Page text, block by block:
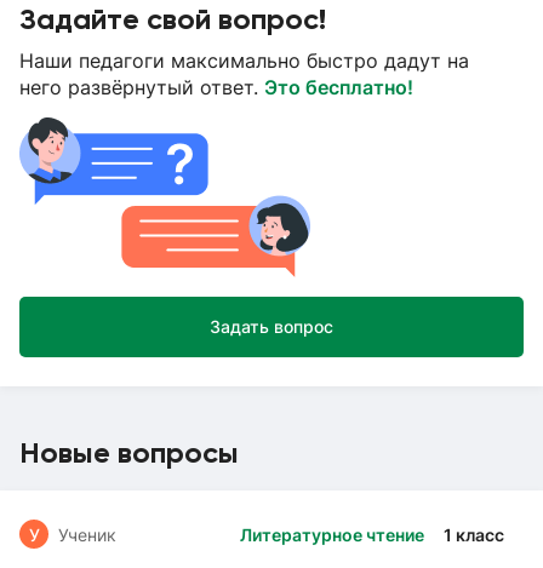
Задайте свой вопрос!
Наши педагоги максимально быстро дадут на
него развёрнутый ответ. Это бесплатно!
Задать вопрос
Новые вопросы
Литературное чтение 1 класс
У Ученик